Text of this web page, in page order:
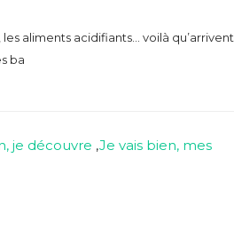
aliments acidifiants… voilà qu’arrivent
ba
je découvre ,Je vais bien, mes